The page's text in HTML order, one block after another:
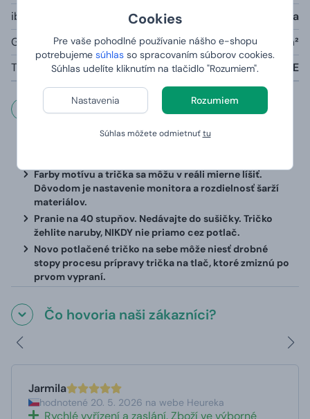
Cookies
Pre vaše pohodlné používanie nášho e-shopu
potrebujeme súhlas so spracovaním súborov cookies.
Súhlas udelíte kliknutím na tlačidlo "Rozumiem".
Nastavenia Rozumiem
Súhlas môžete odmietnuťtu
iba šedá farba melange:
85% bavlna, 15% viskóza
Gramáž:
190g/m²
Tabuľka veľkostí:
viď nižšie V TEXTE
Dôležité informácie
Farby motívu a trička sa môžu v reáli mierne líšiť.
Dôvodom je nastavenie monitora a rozdielnosť šarží
materiálov.
Pranie na 40 stupňov. Nedávajte do sušičky. Tričko
žehlite naruby, NIKDY nie priamo cez potlač.
Novo potlačené tričko na sebe môže niesť drobné
stopy procesu prípravy trička na tlač, ktoré zmiznú po
prvom vypraní.
Čo hovoria naši zákazníci?
Jarmila
hodnotené 20. 5. 2026 na webe Heureka
Rychlé vyřízení a zaslání. Zboží ve výborné